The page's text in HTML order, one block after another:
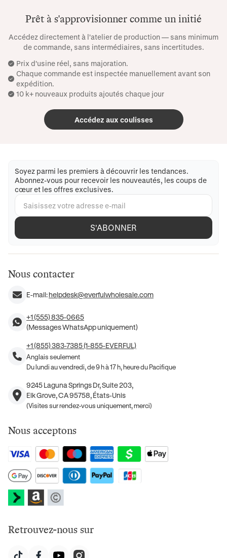
Prêt à s'approvisionner comme un initié
Accédez directement à l'atelier de production — sans minimum
de commande, sans intermédiaires, sans incertitudes.
Prix ​​d'usine réel, sans majoration.
Chaque commande est inspectée manuellement avant son
expédition.
10 k+ nouveaux produits ajoutés chaque jour
Accédez aux coulisses
Soyez parmi les premiers à découvrir les tendances.
Abonnez-vous pour recevoir les nouveautés, les coups de
cœur et les offres exclusives.
S'ABONNER
Nous contacter
E-mail:helpdesk@everfulwholesale.com
+1 (555) 835-0665
(Messages WhatsApp uniquement)
+1 (855) 383-7385 (1-855-EVERFUL)
Anglais seulement
Du lundi au vendredi, de 9 h à 17 h, heure du Pacifique
9245 Laguna Springs Dr, Suite 203,
Elk Grove, CA 95758, États-Unis
(Visites sur rendez-vous uniquement, merci)
Nous acceptons
Retrouvez-nous sur